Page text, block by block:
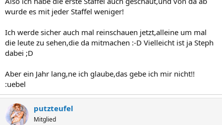
wurde es mit jeder Staffel weniger!
Ich werde sicher auch mal reinschauen jetzt,alleine um mal
die leute zu sehen,die da mitmachen :-D Vielleicht ist ja Steph
dabei ;D
Aber ein Jahr lang,ne ich glaube,das gebe ich mir nicht!!
:uebel
putzteufel
Mitglied